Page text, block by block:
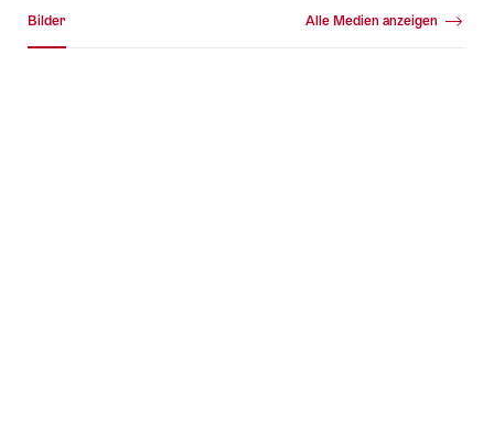
Bilder Alle Medien anzeigen